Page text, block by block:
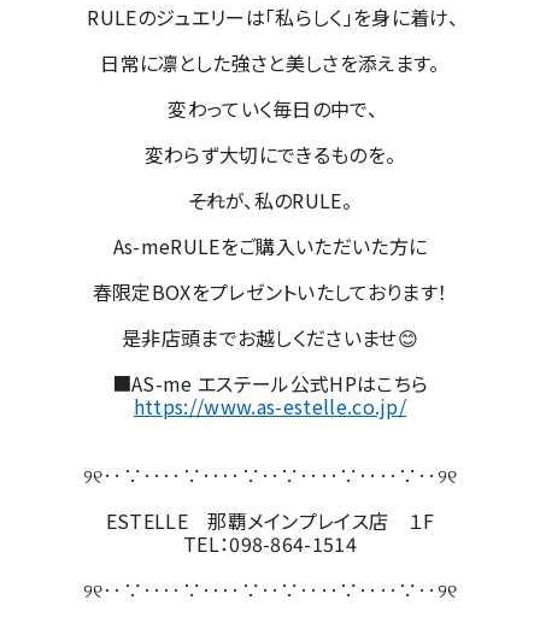
RULEのジュエリーは「私らしく」を身に着け、
日常に凛とした強さと美しさを添えます。
変わっていく毎日の中で、
変わらず大切にできるものを。
――それが、私のRULE。
As-meRULEをご購入いただいた方に
春限定BOXをプレゼントいたしております！
是非店頭までお越しくださいませ😊
■AS-me エステール公式HPはこちら
https://www.as-estelle.co.jp/
୨୧‥∵‥‥∵‥‥∵‥∵‥‥∵‥‥∵‥୨୧
ESTELLE 那覇メインプレイス店 １F
TEL：098-864-1514
୨୧‥∵‥‥∵‥‥∵‥∵‥‥∵‥‥∵‥୨୧